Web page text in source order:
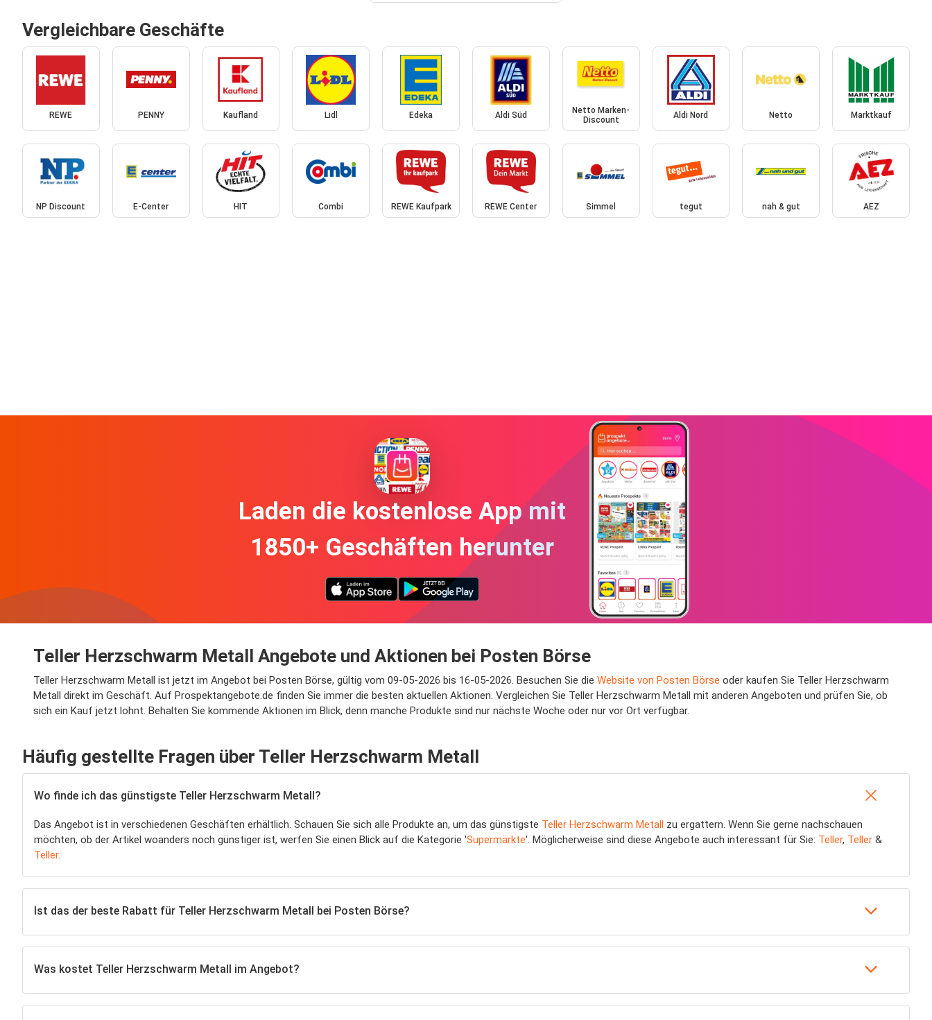
Vergleichbare Geschäfte
REWE PENNY Kaufland Lidl Edeka Aldi Süd
Netto Marken-
Discount
Aldi Nord Netto Marktkauf
NP Discount E-Center HIT Combi REWE Kaufpark REWE Center Simmel tegut nah & gut AEZ
Laden die kostenlose App mit
1850+ Geschäften herunter
Teller Herzschwarm Metall Angebote und Aktionen bei Posten Börse
Teller Herzschwarm Metall ist jetzt im Angebot bei Posten Börse, gültig vom 09-05-2026 bis 16-05-2026. Besuchen Sie die Website von Posten Börse oder kaufen Sie Teller Herzschwarm
Metall direkt im Geschäft. Auf Prospektangebote.de finden Sie immer die besten aktuellen Aktionen. Vergleichen Sie Teller Herzschwarm Metall mit anderen Angeboten und prüfen Sie, ob
sich ein Kauf jetzt lohnt. Behalten Sie kommende Aktionen im Blick, denn manche Produkte sind nur nächste Woche oder nur vor Ort verfügbar.
Häufig gestellte Fragen über Teller Herzschwarm Metall
Wo finde ich das günstigste Teller Herzschwarm Metall?
Das Angebot ist in verschiedenen Geschäften erhältlich. Schauen Sie sich alle Produkte an, um das günstigste Teller Herzschwarm Metall zu ergattern. Wenn Sie gerne nachschauen
möchten, ob der Artikel woanders noch günstiger ist, werfen Sie einen Blick auf die Kategorie 'Supermärkte'. Möglicherweise sind diese Angebote auch interessant für Sie: Teller, Teller &
Teller.
Ist das der beste Rabatt für Teller Herzschwarm Metall bei Posten Börse?
Was kostet Teller Herzschwarm Metall im Angebot?